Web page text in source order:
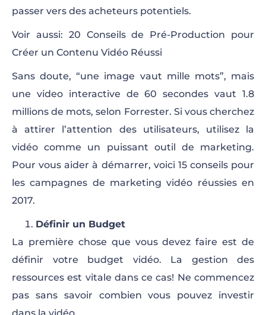
passer vers des acheteurs potentiels.
Voir aussi: 20 Conseils de Pré-Production pour
Créer un Contenu Vidéo Réussi
Sans doute, “une image vaut mille mots”, mais
une video interactive de 60 secondes vaut 1.8
millions de mots, selon Forrester. Si vous cherchez
à attirer l’attention des utilisateurs, utilisez la
vidéo comme un puissant outil de marketing.
Pour vous aider à démarrer, voici 15 conseils pour
les campagnes de marketing vidéo réussies en
2017.
Définir un Budget
La première chose que vous devez faire est de
définir votre budget vidéo. La gestion des
ressources est vitale dans ce cas! Ne commencez
pas sans savoir combien vous pouvez investir